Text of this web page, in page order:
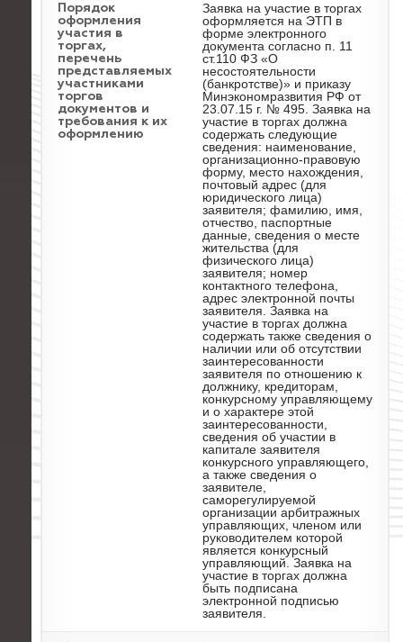
Порядок
оформления
участия в
торгах,
перечень
представляемых
участниками
торгов
документов и
требования к их
оформлению
Заявка на участие в торгах
оформляется на ЭТП в
форме электронного
документа согласно п. 11
ст.110 ФЗ «О
несостоятельности
(банкротстве)» и приказу
Минэкономразвития РФ от
23.07.15 г. № 495. Заявка на
участие в торгах должна
содержать следующие
сведения: наименование,
организационно-правовую
форму, место нахождения,
почтовый адрес (для
юридического лица)
заявителя; фамилию, имя,
отчество, паспортные
данные, сведения о месте
жительства (для
физического лица)
заявителя; номер
контактного телефона,
адрес электронной почты
заявителя. Заявка на
участие в торгах должна
содержать также сведения о
наличии или об отсутствии
заинтересованности
заявителя по отношению к
должнику, кредиторам,
конкурсному управляющему
и о характере этой
заинтересованности,
сведения об участии в
капитале заявителя
конкурсного управляющего,
а также сведения о
заявителе,
саморегулируемой
организации арбитражных
управляющих, членом или
руководителем которой
является конкурсный
управляющий. Заявка на
участие в торгах должна
быть подписана
электронной подписью
заявителя.